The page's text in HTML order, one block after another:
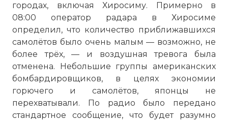
городах, включая Хиросиму. Примерно в
08:00 оператор радара в Хиросиме
определил, что количество приближавшихся
самолётов было очень малым — возможно, не
более трёх, — и воздушная тревога была
отменена. Небольшие группы американских
бомбардировщиков, в целях экономии
горючего и самолётов, японцы не
перехватывали. По радио было передано
стандартное сообщение, что будет разумно